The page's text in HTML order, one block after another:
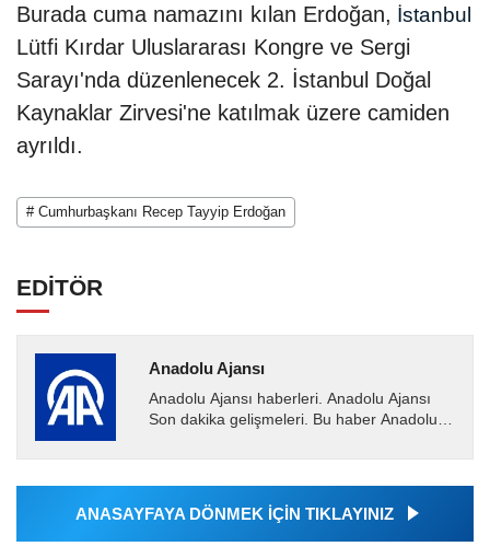
Burada cuma namazını kılan Erdoğan, İstanbul
Lütfi Kırdar Uluslararası Kongre ve Sergi
Sarayı'nda düzenlenecek 2. İstanbul Doğal
Kaynaklar Zirvesi'ne katılmak üzere camiden
ayrıldı.
# Cumhurbaşkanı Recep Tayyip Erdoğan
EDİTÖR
Anadolu Ajansı
Anadolu Ajansı haberleri. Anadolu Ajansı
Son dakika gelişmeleri. Bu haber Anadolu
Ajansı tarafından...
ANASAYFAYA DÖNMEK İÇİN TIKLAYINIZ